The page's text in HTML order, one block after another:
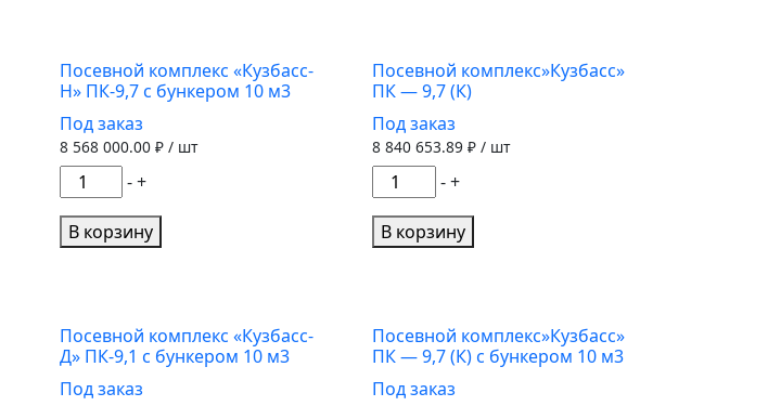
Посевной комплекс «Кузбасс-
Н» ПК-9,7 с бункером 10 м3
Под заказ
8 568 000.00 ₽ / шт
Количество
товара
Посевной
комплекс
ПК-9,7
с
бункером
-+
В корзину
Посевной комплекс»Кузбасс»
ПК — 9,7 (К)
Под заказ
8 840 653.89₽ / шт
Количество
товара
Посевной
комплекс"Кузбасс"
9,7
(К)
- +
В корзину
Посевной комплекс «Кузбасс-
Д» ПК-9,1 с бункером 10 м3
Под заказ
Посевной комплекс»Кузбасс»
ПК — 9,7 (К) с бункером 10 м3
Под заказ